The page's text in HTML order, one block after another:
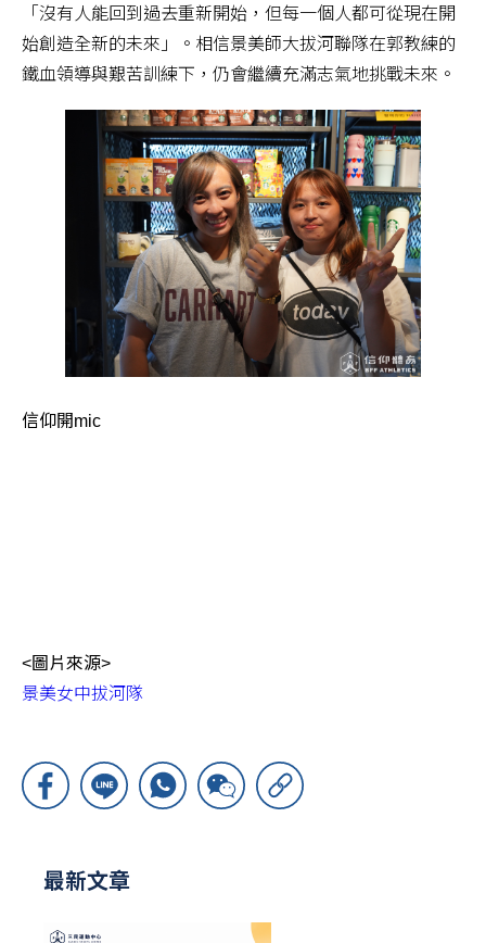
「沒有人能回到過去重新開始，但每一個人都可從現在開
始創造全新的未來」。相信景美師大拔河聯隊在郭教練的
鐵血領導與艱苦訓練下，仍會繼續充滿志氣地挑戰未來。
信仰開mic
<圖片來源>
景美女中拔河隊
最新文章